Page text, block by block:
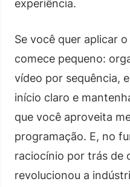
experiência.
Se você quer aplicar
comece pequeno:
vídeo por sequência,
início claro e
que você aproveita
programação. E, no
raciocínio por trás de
revolucionou a